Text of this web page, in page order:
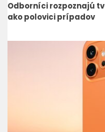
Odborníci rozpoznajú
ako polovici prípadov